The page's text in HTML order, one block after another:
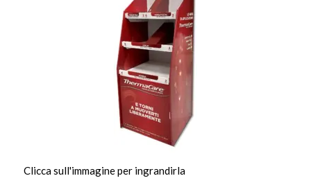
Clicca sull'immagine per ingrandirla